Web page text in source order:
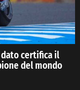
certifica il
del mondo